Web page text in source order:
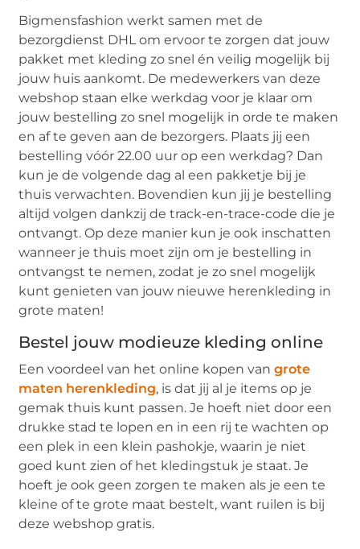
Bigmensfashion werkt samen met de
bezorgdienst DHL om ervoor te zorgen dat jouw
pakket met kleding zo snel én veilig mogelijk bij
jouw huis aankomt. De medewerkers van deze
webshop staan elke werkdag voor je klaar om
jouw bestelling zo snel mogelijk in orde te maken
en af te geven aan de bezorgers. Plaats jij een
bestelling vóór 22.00 uur op een werkdag? Dan
kun je de volgende dag al een pakketje bij je
thuis verwachten. Bovendien kun jij je bestelling
altijd volgen dankzij de track-en-trace-code die je
ontvangt. Op deze manier kun je ook inschatten
wanneer je thuis moet zijn om je bestelling in
ontvangst te nemen, zodat je zo snel mogelijk
kunt genieten van jouw nieuwe herenkleding in
grote maten!
Bestel jouw modieuze kleding online
Een voordeel van het online kopen vangrote
maten herenkleding, is dat jij al je items op je
gemak thuis kunt passen. Je hoeft niet door een
drukke stad te lopen en in een rij te wachten op
een plek in een klein pashokje, waarin je niet
goed kunt zien of het kledingstuk je staat. Je
hoeft je ook geen zorgen te maken als je een te
kleine of te grote maat bestelt, want ruilen is bij
deze webshop gratis.